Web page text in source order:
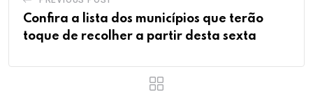
Confira a lista dos municípios que terão
toque de recolher a partir desta sexta